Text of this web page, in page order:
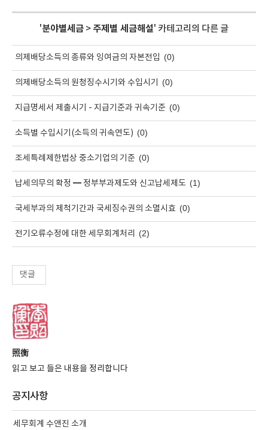
'분야별세금 > 주제별 세금해설' 카테고리의 다른 글
의제배당소득의 종류와 잉여금의 자본전입 (0)
의제배당소득의 원청징수시기와 수입시기 (0)
지급명세서 제출시기 - 지급기준과 귀속기준 (0)
소득별 수입시기(소득의 귀속연도) (0)
조세특례제한법상 중소기업의 기준 (0)
납세의무의 확정 ━ 정부부과제도와 신고납세제도 (1)
국세부과의 제척기간과 국세징수권의 소멸시효 (0)
전기오류수정에 대한 세무회계처리 (2)
댓글
照衡
읽고 보고 들은 내용을 정리합니다
공지사항
세무회계 수앤진 소개